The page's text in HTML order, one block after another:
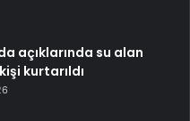
açıklarında su alan
kurtarıldı